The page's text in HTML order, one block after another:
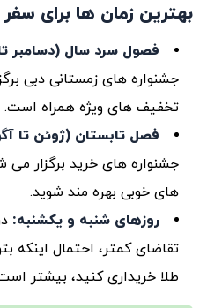
بهترین زمان‌ ها برای
فصول سرد سال (دسامبر
جشنواره‌ های زمستانی دبی
تخفیف‌ های ویژه همراه است.
فصل تابستان (ژوئن تا
جشنواره‌ های خرید برگزار
‌های خوبی بهره ‌مند شوید.
روزهای شنبه و یکشنبه:
تقاضای کمتر، احتمال اینکه
طلا خریداری کنید، بیشتر